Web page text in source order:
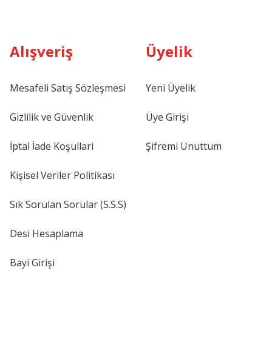
Alışveriş
Mesafeli Satış Sözleşmesi
Gizlilik ve Güvenlik
İptal İade Koşullari
Kişisel Veriler Politikası
Sık Sorulan Sorular (S.S.S)
Desi Hesaplama
Bayi Girişi
Üyelik
Yeni Üyelik
Üye Girişi
Şifremi Unuttum